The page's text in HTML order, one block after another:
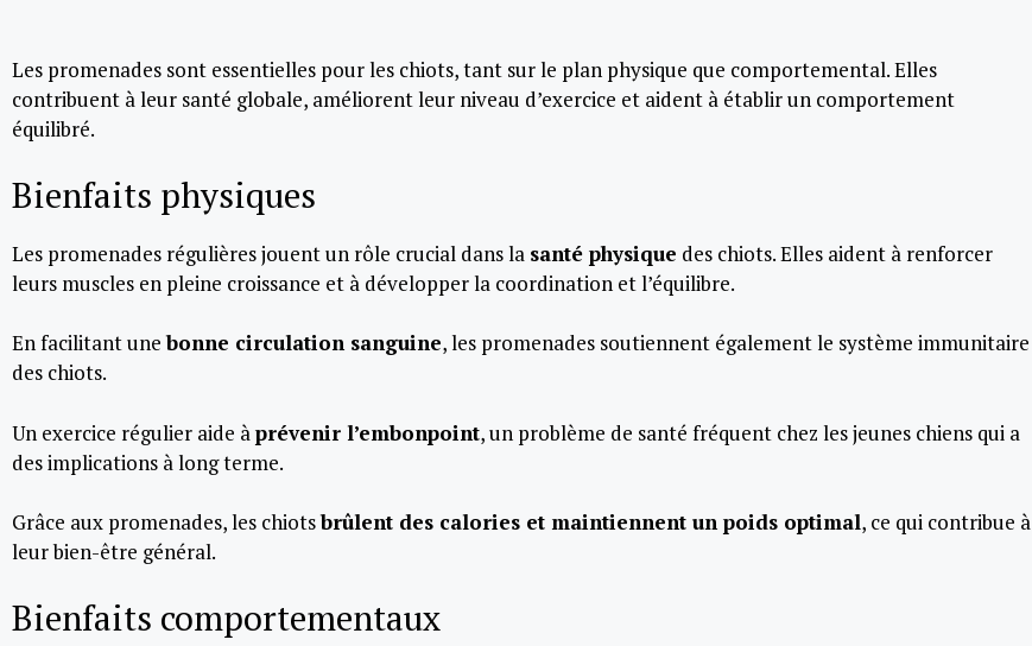
Les promenades sont essentielles pour les chiots, tant sur le plan physique que comportemental. Elles
contribuent à leur santé globale, améliorent leur niveau d’exercice et aident à établir un comportement
équilibré.
Bienfaits physiques
Les promenades régulières jouent un rôle crucial dans la santé physique des chiots. Elles aident à renforcer
leurs muscles en pleine croissance et à développer la coordination et l’équilibre.
En facilitant unebonne circulation sanguine, les promenades soutiennent également le système immunitaire
des chiots.
Un exercice régulier aide à prévenir l’embonpoint, un problème de santé fréquent chez les jeunes chiens qui a
des implications à long terme.
Grâce aux promenades, les chiotsbrûlent des calories et maintiennent un poids optimal, ce qui contribue à
leur bien-être général.
Bienfaits comportementaux